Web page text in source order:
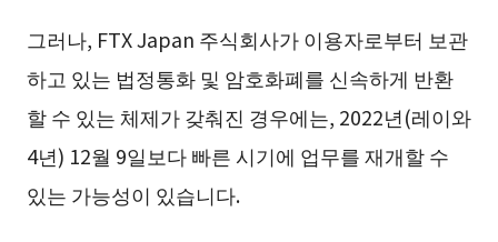
그러나, FTX Japan 주식회사가 이용자로부터 보관
하고 있는 법정통화 및 암호화폐를 신속하게 반환
할 수 있는 체제가 갖춰진 경우에는, 2022년(레이와
4년) 12월 9일보다 빠른 시기에 업무를 재개할 수
있는 가능성이 있습니다.